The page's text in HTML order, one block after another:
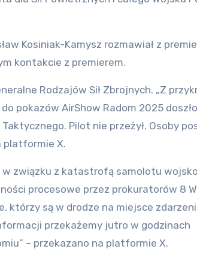
Kosiniak-Kamysz rozmawiał z
kontakcie z premierem.
Rodzajów Sił Zbrojnych. „Z
pokazów AirShow Radom 2025
Pilot nie przeżył. Osoby
platformie X.
w związku z katastrofą samolotu
procesowe przez prokuratorów 8
są w drodze na miejsce
przekażemy jutro w godzinach
– przekazano na platformie X.